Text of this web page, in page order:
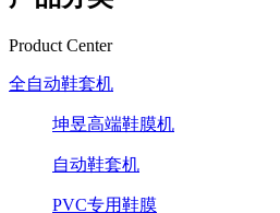
Product Center
全自动鞋套机
坤昱高端鞋膜机
自动鞋套机
PVC专用鞋膜